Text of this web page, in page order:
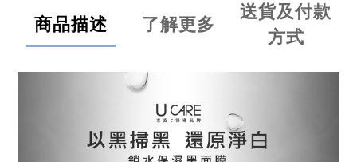
商品描述 了解更多
送貨及付款
方式